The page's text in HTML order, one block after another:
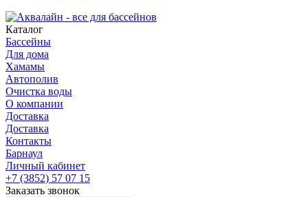
Каталог
Бассейны
Для дома
Хамамы
Автополив
Очистка воды
О компании
Доставка
Доставка
Контакты
Барнаул
Личный кабинет
+7 (3852) 57 07 15
Заказать звонок